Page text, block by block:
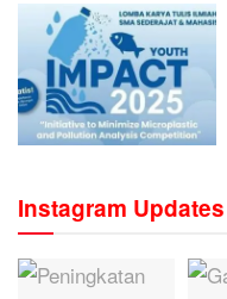
Instagram Updates